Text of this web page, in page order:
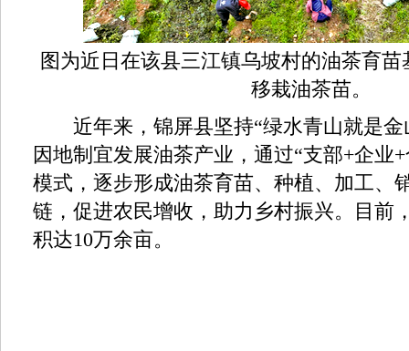
图为近日在该县三江镇乌坡村的油茶育
移栽油茶苗。
近年来，锦屏县坚持“绿水青山就是金
因地制宜发展油茶产业，通过“支部+企业
模式，逐步形成油茶育苗、种植、加工、
链，促进农民增收，助力乡村振兴。目前
积达10万余亩。